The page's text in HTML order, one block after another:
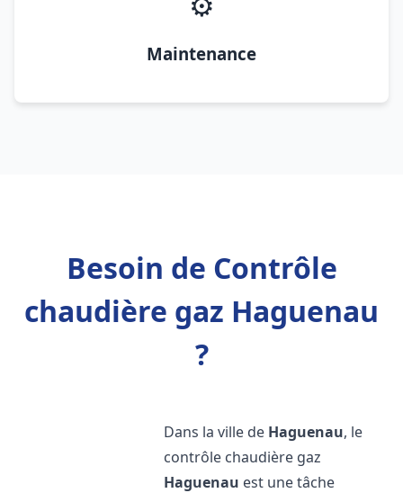
Maintenance
Besoin de Contrôle
chaudière gaz Haguenau
?
Dans la ville de Haguenau, le
contrôle chaudière gaz
Haguenau est une tâche